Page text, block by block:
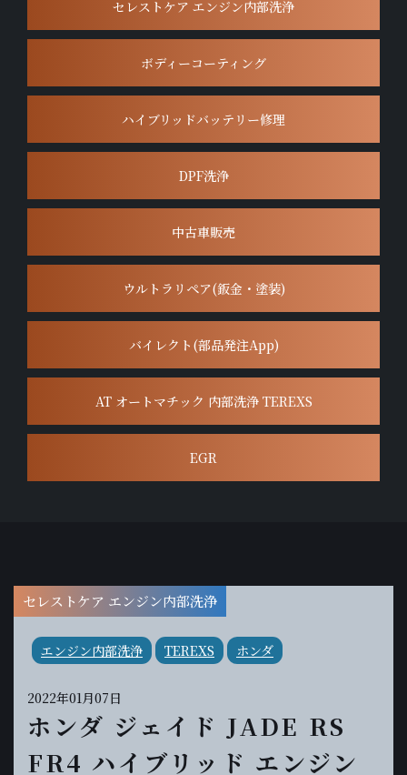
セレストケア エンジン内部洗浄
ボディーコーティング
ハイブリッドバッテリー修理
DPF洗浄
中古車販売
ウルトラリペア(鈑金・塗装)
バイレクト(部品発注App)
AT オートマチック 内部洗浄 TEREXS
EGR
セレストケア エンジン内部洗浄
エンジン内部洗浄 TEREXS ホンダ
2022年01月07日
ホンダ ジェイド JADE RS
FR4 ハイブリッド エンジン